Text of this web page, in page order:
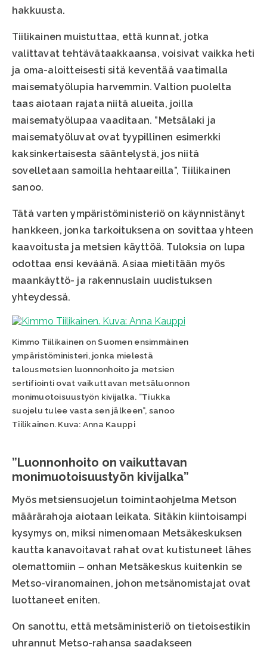
hakkuusta.
Tiilikainen muistuttaa, että kunnat, jotka
valittavat tehtävätaakkaansa, voisivat vaikka heti
ja oma-aloitteisesti sitä keventää vaatimalla
maisematyölupia harvemmin. Valtion puolelta
taas aiotaan rajata niitä alueita, joilla
maisematyölupaa vaaditaan. ”Metsälaki ja
maisematyöluvat ovat tyypillinen esimerkki
kaksinkertaisesta sääntelystä, jos niitä
sovelletaan samoilla hehtaareilla”, Tiilikainen
sanoo.
Tätä varten ympäristöministeriö on käynnistänyt
hankkeen, jonka tarkoituksena on sovittaa yhteen
kaavoitusta ja metsien käyttöä. Tuloksia on lupa
odottaa ensi keväänä. Asiaa mietitään myös
maankäyttö- ja rakennuslain uudistuksen
yhteydessä.
Kimmo Tiilikainen on Suomen ensimmäinen
ympäristöministeri, jonka mielestä
talousmetsien luonnonhoito ja metsien
sertifiointi ovat vaikuttavan metsäluonnon
monimuotoisuustyön kivijalka. ”Tiukka
suojelu tulee vasta sen jälkeen”, sanoo
Tiilikainen. Kuva: Anna Kauppi
”Luonnonhoito on vaikuttavan
monimuotoisuustyön kivijalka”
Myös metsiensuojelun toimintaohjelma Metson
määrärahoja aiotaan leikata. Sitäkin kiintoisampi
kysymys on, miksi nimenomaan Metsäkeskuksen
kautta kanavoitavat rahat ovat kutistuneet lähes
olemattomiin ‒ onhan Metsäkeskus kuitenkin se
Metso-viranomainen, johon metsänomistajat ovat
luottaneet eniten.
On sanottu, että metsäministeriö on tietoisestikin
uhrannut Metso-rahansa saadakseen